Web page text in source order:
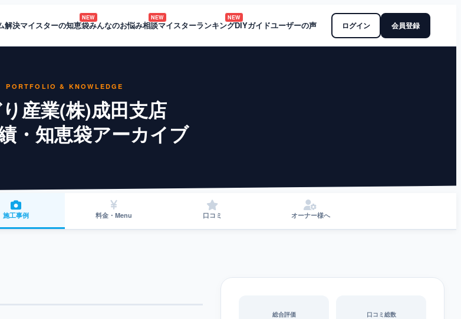
解決マイスターの知恵袋
NEW
みんなのお悩み相談
NEW
マイスターランキング
NEW
DIYガイドユーザーの声 ログイン 会員登録
PORTFOLIO & KNOWLEDGE
産業(株)成田支店
・知恵袋アーカイブ
施工事例 料金・Menu 口コミ オーナー様へ
総合評価 口コミ総数